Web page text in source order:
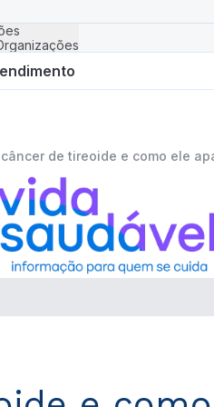
de tireoide e como ele